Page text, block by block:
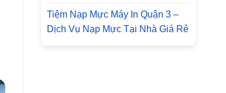
Tiệm Nạp Mực Máy In Quận 3 –
Dịch Vụ Nạp Mực Tại Nhà Giá Rẻ